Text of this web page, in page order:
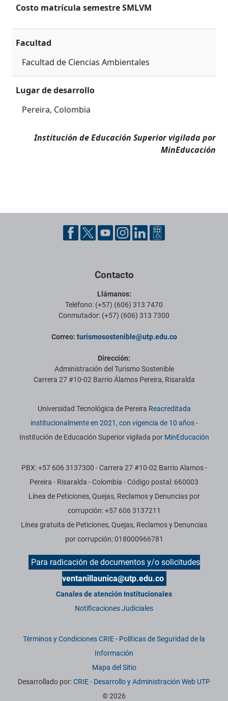
Costo matrícula semestre SMLVM
Facultad
Facultad de Ciencias Ambientales
Lugar de desarrollo
Pereira, Colombia
Institución de Educación Superior vigilada por
MinEducación
Pie de página con información de contacto, redes sociales y datos
Contacto
Llámanos:
Teléfono: (+57) (606) 313 7470
Conmutador: (+57) (606) 313 7300
Correo: turismosostenible@utp.edu.co
Dirección:
Administración del Turismo Sostenible
Carrera 27 #10-02 Barrio Álamos Pereira, Risaralda
Información institucional
Universidad Tecnológica de Pereira Reacreditada
institucionalmente en 2021, con vigencia de 10 años-
Institución de Educación Superior vigilada por MinEducación
PBX: +57 606 3137300 - Carrera 27 #10-02 Barrio Alamos -
Pereira - Risaralda - Colombia - Código postal: 660003
Línea de Peticiones, Quejas, Reclamos y Denuncias por
corrupción: +57 606 3137211
Línea gratuita de Peticiones, Quejas, Reclamos y Denuncias
por corrupción: 018000966781
Para radicación de documentos y/o solicitudes
ventanillaunica@utp.edu.co
Canales de atención Institucionales
Notificaciones Judiciales
Términos y Condiciones CRIE- Políticas de Seguridad de la
Información
Mapa del Sitio
Desarrollado por:CRIE - Desarrollo y Administración Web UTP
© 2026